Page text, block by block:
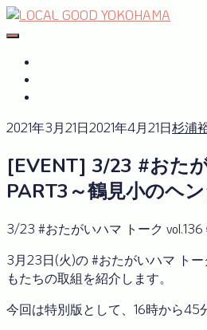
Skip
to
2021年3月21日2021年4月21日杉浦
[EVENT] 3/23 #おた
PART3～鶴見小のヘ
3/23 #おたがいハマ トーク
3月23日(火)の #おたがいハマ ト
もたちの取組を紹介します。
今回は特別版として、16時から45